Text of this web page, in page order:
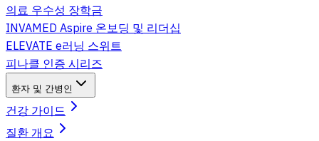
의료 우수성 장학금
INVAMED Aspire 온보딩 및 리더십
ELEVATE e러닝 스위트
피나클 인증 시리즈
환자 및 간병인
건강 가이드
질환 개요